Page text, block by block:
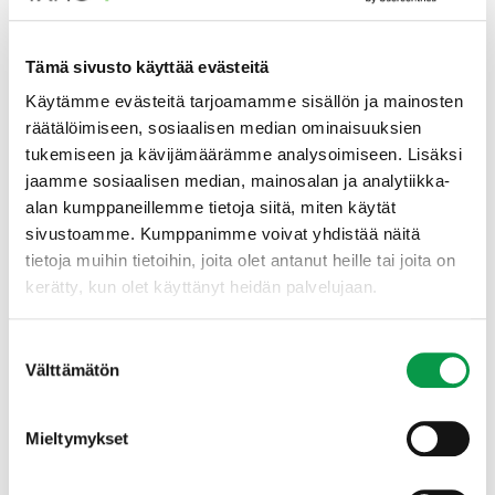
Tämä sivusto käyttää evästeitä
Käytämme evästeitä tarjoamamme sisällön ja mainosten
räätälöimiseen, sosiaalisen median ominaisuuksien
tukemiseen ja kävijämäärämme analysoimiseen. Lisäksi
jaamme sosiaalisen median, mainosalan ja analytiikka-
alan kumppaneillemme tietoja siitä, miten käytät
sivustoamme. Kumppanimme voivat yhdistää näitä
tietoja muihin tietoihin, joita olet antanut heille tai joita on
kerätty, kun olet käyttänyt heidän palvelujaan.
valinta
Välttämätön
Mieltymykset
Jaksollinen kasvatus on ollut Suomessa yli puoli
metsämaisemamme koostuu nykyisin pääosin
tasaikäisistä metsistä. Kasvatustavan muuttaminen
jatkuvapeitteiseksi vaatii perehtymistä, mutta
käytännön kokemuksia tai pitkän aikavälin
tutkimustietoa uusista menetelmistä on kertynyt vasta
vähän. Näin ollen jatkuvaan kasvatukseen sisältyy
riskejä ja epätoivotun tuloksen aiheuttamat
taloudelliset tappiot jäävät metsänomistajan harteille.
Metsää ei kuitenkaan saa pilalle kokeilemalla uusia
menetelmiä. Mikäli metsänomistaja haluaa, voi hän aina
palata perinteisiin hakkuumenetelmiin, joiden
Mikään menetelmä ei yksinään takaa
metsien monimuotoisuutta